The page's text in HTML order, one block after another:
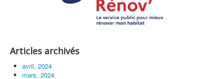
Articles archivés
avril, 2024
mars, 2024